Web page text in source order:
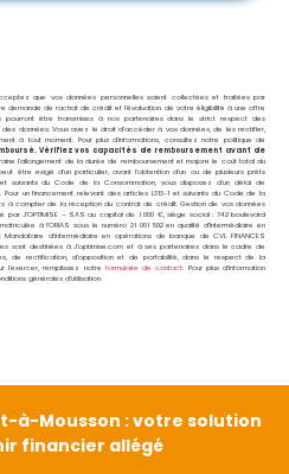
que vos données personnelles soient collectées et traitées par
demande de rachat de crédit et l’évaluation de votre éligibilité à une offre
pourront être transmises à nos partenaires dans le strict respect des
données. Vous avez le droit d’accéder à vos données, de les rectifier,
à tout moment. Pour plus d’informations, consultez notre politique de
Vérifiez vos capacités de remboursement avant de
l’allongement de la durée de remboursement et majore le coût total du
être exigé d’un particulier, avant l’obtention d’un ou de plusieurs prêts
suivants du Code de la Consommation, vous disposez d’un délai de
un financement relevant des articles L313-1 et suivants du Code de la
à compter de la réception du contrat de crédit. Gestion de vos données
par J’OPTIMISE – SAS au capital de 1 000 €, siège social : 742 boulevard
à l’ORIAS sous le numéro 21 001 592 en qualité d’Intermédiaire en
d’intermédiaire en opérations de banque de CVL FINANCES
sont destinées à J’optimise.com et à ses partenaires dans le cadre de
de rectification, d’opposition et de portabilité, dans le respect de la
l’exercer, remplissez notre formulaire de contact. Pour plus d’information
générales d’utilisation.
à-Mousson : votre solution
financier allégé